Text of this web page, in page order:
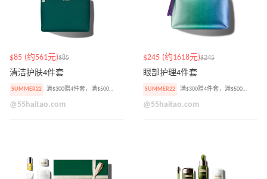
$85 (约561元)$85
清洁护肤4件套
SUMMER22 满$300赠4件套，满$500加赠焕肤精华小样
@55haitao.com
$245 (约1618元)$245
眼部护理4件套
SUMMER22 满$300赠4件套，满$500加赠焕肤精华小样
@55haitao.com